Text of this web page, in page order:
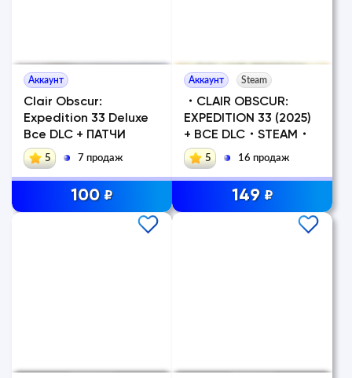
Аккаунт
Clair Obscur:
Expedition 33 Deluxe
Все DLC + ПАТЧИ
5 7 продаж
100 ₽
Аккаунт Steam
・CLAIR OBSCUR:
EXPEDITION 33 (2025)
+ ВСЕ DLC・STEAM・
5 16 продаж
149 ₽